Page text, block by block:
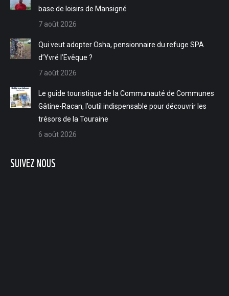
new
new
new
new
base de loisirs de Mansigné
7 août 2026
Qui veut adopter Osha, pensionnaire du refuge SPA
d’Yvré l’Evêque ?
7 août 2026
Le guide touristique de la Communauté de Communes
Gâtine-Racan, l’outil indispensable pour découvrir les
trésors de la Touraine
6 août 2026
SUIVEZ NOUS